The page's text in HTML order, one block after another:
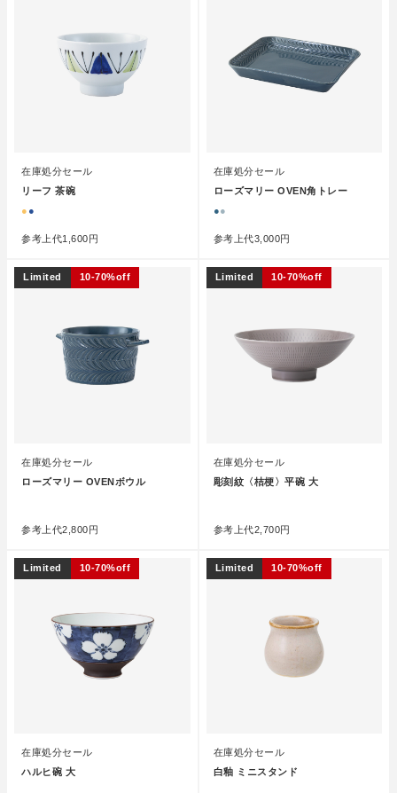
在庫処分セール
リーフ 茶碗
● ●
参考上代1,600円
在庫処分セール
ローズマリー OVEN角トレー
●●
参考上代3,000円
在庫処分セール
ローズマリー OVENボウル
参考上代2,800円
Limited 10-70%off
在庫処分セール
彫刻紋〈桔梗〉平碗 大
参考上代2,700円
Limited 10-70%off
在庫処分セール
ハルヒ碗 大
Limited 10-70%off
在庫処分セール
白釉 ミニスタンド
Limited 10-70%off